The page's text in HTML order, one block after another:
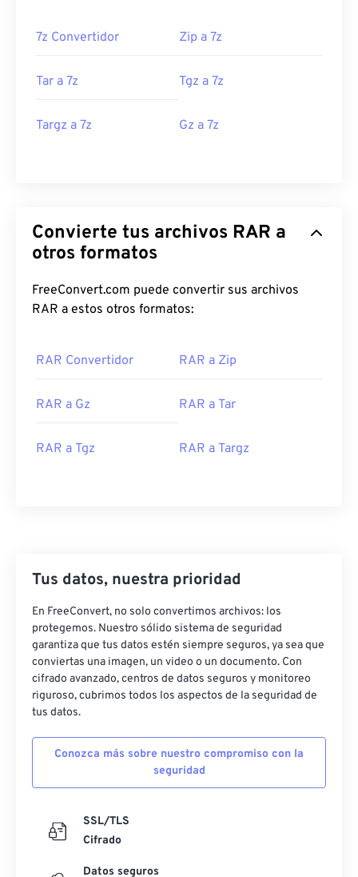
7z Convertidor Zip a 7z
Tar a 7z Tgz a 7z
Targz a 7z Gz a 7z
Convierte tus archivos RAR a
otros formatos
FreeConvert.com puede convertir sus archivos
RAR a estos otros formatos:
RAR Convertidor RAR a Zip
RAR a Gz RAR a Tar
RAR a Tgz RAR a Targz
Tus datos, nuestra prioridad
En FreeConvert, no solo convertimos archivos: los
protegemos. Nuestro sólido sistema de seguridad
garantiza que tus datos estén siempre seguros, ya sea que
conviertas una imagen, un video o un documento. Con
cifrado avanzado, centros de datos seguros y monitoreo
riguroso, cubrimos todos los aspectos de la seguridad de
tus datos.
Conozca más sobre nuestro compromiso con la
seguridad
SSL/TLS
Cifrado
Datos seguros